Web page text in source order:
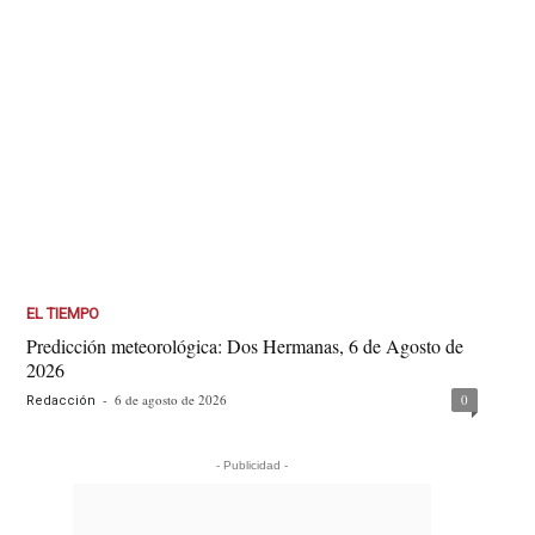
EL TIEMPO
Predicción meteorológica: Dos Hermanas, 6 de Agosto de
2026
Redacción - 6 de agosto de 2026 0
- Publicidad -